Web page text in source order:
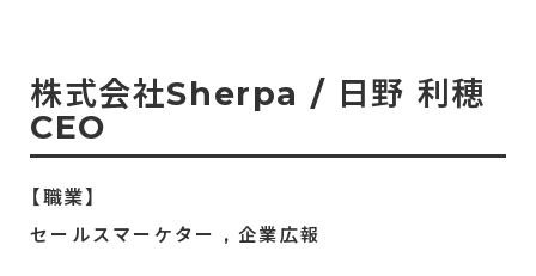
株式会社Sherpa / 日野 利穂
CEO
【職業】
セールスマーケター , 企業広報